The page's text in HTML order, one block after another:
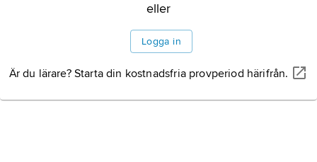
eller
Logga in
Är du lärare? Starta din kostnadsfria provperiod härifrån.